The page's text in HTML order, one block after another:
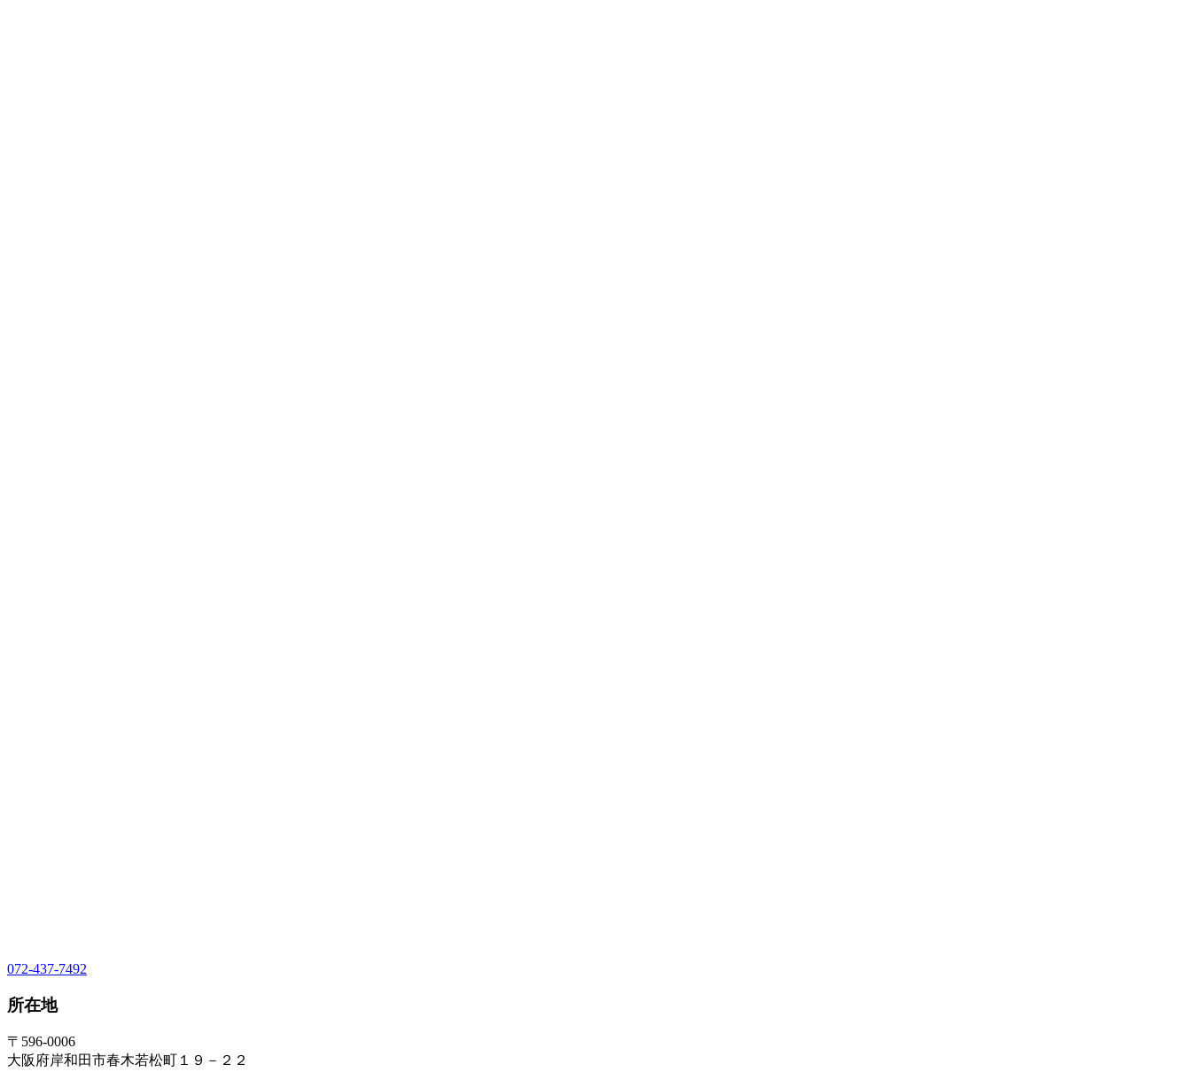
072-437-7492
所在地
〒596-0006
大阪府岸和田市春木若松町１９－２２